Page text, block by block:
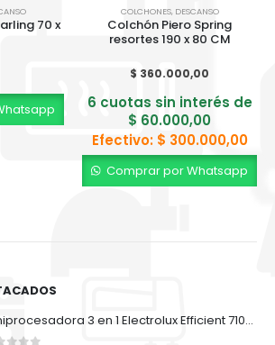
70 x
COLCHONES, DESCANSO
Colchón Piero Spring
resortes 190 x 80 CM
$ 360.000,00
6 cuotas sin interés de
$ 60.000,00
Efectivo: $ 300.000,00
Comprar por Whatsapp
Miniprocesadora 3 en 1 Electrolux Efficient 710ml EFP500